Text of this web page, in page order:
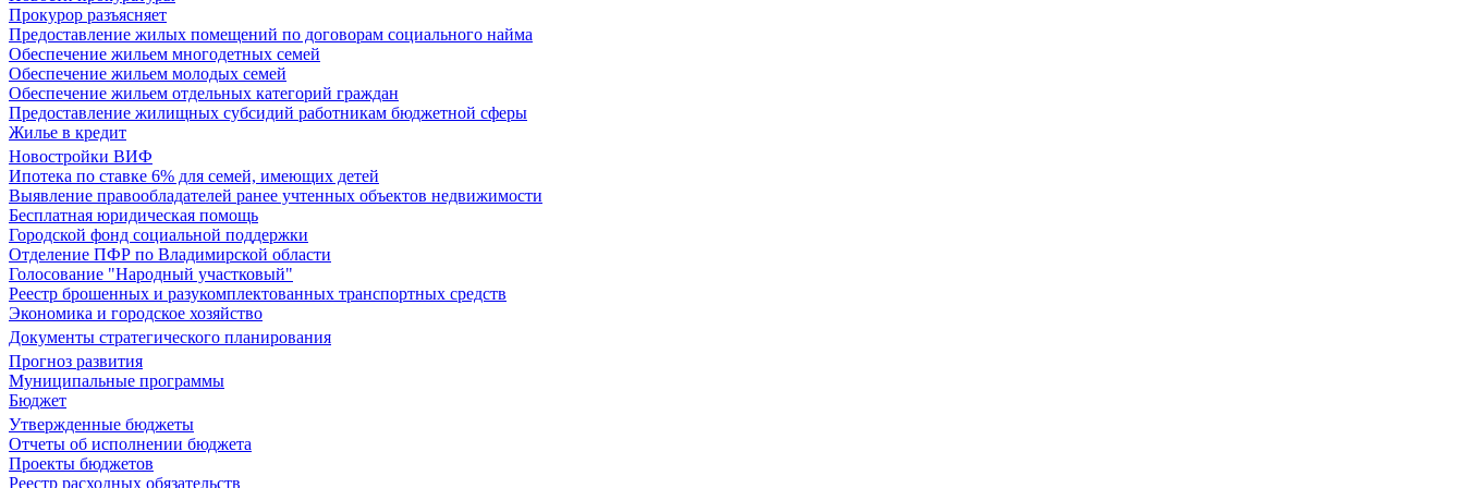
Прокурор разъясняет
Предоставление жилых помещений по договорам социального найма
Обеспечение жильем многодетных семей
Обеспечение жильем молодых семей
Обеспечение жильем отдельных категорий граждан
Предоставление жилищных субсидий работникам бюджетной сферы
Жилье в кредит
Новостройки ВИФ
Ипотека по ставке 6% для семей, имеющих детей
Выявление правообладателей ранее учтенных объектов недвижимости
Бесплатная юридическая помощь
Городской фонд социальной поддержки
Отделение ПФР по Владимирской области
Голосование "Народный участковый"
Реестр брошенных и разукомплектованных транспортных средств
Экономика и городское хозяйство
Документы стратегического планирования
Прогноз развития
Муниципальные программы
Бюджет
Утвержденные бюджеты
Отчеты об исполнении бюджета
Проекты бюджетов
Реестр расходных обязательств